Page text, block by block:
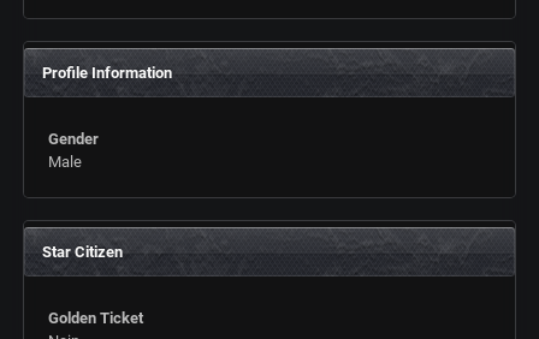
Profile Information
Gender
Male
Star Citizen
Golden Ticket